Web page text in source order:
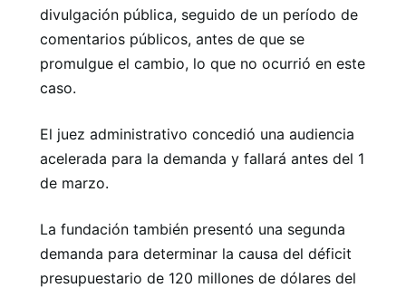
divulgación pública, seguido de un período de
comentarios públicos, antes de que se
promulgue el cambio, lo que no ocurrió en este
caso.
El juez administrativo concedió una audiencia
acelerada para la demanda y fallará antes del 1
de marzo.
La fundación también presentó una segunda
demanda para determinar la causa del déficit
presupuestario de 120 millones de dólares del